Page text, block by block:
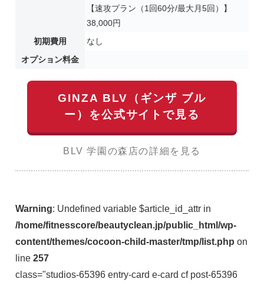
【速攻プラン（1回60分/最大月5回）】
38,000円
初期費用
なし
オプション料金
GINZA BLV（ギンザ ブル
ー）を公式サイトで見る
BLV 学園の森店の詳細を見る
Warning: Undefined variable $article_id_attr in
/home/fitnesscore/beautyclean.jp/public_html/wp-
content/themes/cocoon-child-master/tmp/list.php on
line 257
class="studios-65396 entry-card e-card cf post-65396